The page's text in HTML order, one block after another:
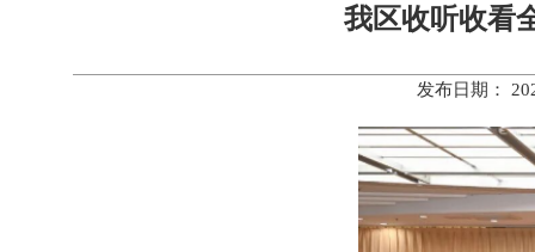
我区收听收看
发布日期：